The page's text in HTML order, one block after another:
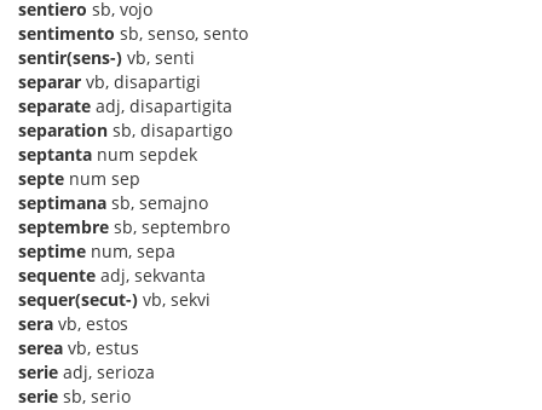
sentiero sb, vojo
sentimento sb, senso, sento
sentir(sens-) vb, senti
separar vb, disapartigi
separate adj, disapartigita
separation sb, disapartigo
septanta num sepdek
septe num sep
septimana sb, semajno
septembre sb, septembro
septime num, sepa
sequente adj, sekvanta
sequer(secut-) vb, sekvi
sera vb, estos
serea vb, estus
serie adj, serioza
serie sb, serio